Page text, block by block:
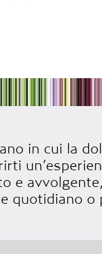
in cui la
e
quotidiano